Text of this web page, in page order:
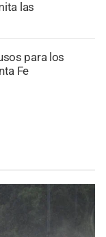
las
para los
Fe